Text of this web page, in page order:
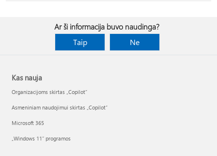
Ar ši informacija buvo naudinga?
Taip
Ne
Kas nauja
Organizacijoms skirtas „Copilot“
Asmeniniam naudojimui skirtas „Copilot“
Microsoft 365
„Windows 11“ programos